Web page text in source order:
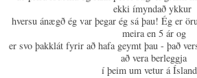
ekki ímyndað ykkur
hversu ánægð ég var þegar ég sá þau! Ég er
meira en 5 ár og
er svo þakklát fyrir að hafa geymt þau - það
að vera berleggja
í þeim um vetur á